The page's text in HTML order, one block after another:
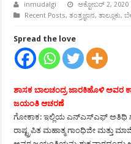
inmudalgi
ಅಕ್ಟೋಬರ್ 2, 2020
Recent Posts,ತಂತ್ರಜ್ಞಾನ,ತಾಲ್ಲೂಕು,
Spread the love
ಶಾಸಕ ಬಾಲಚಂದ್ರ ಜಾರಕಿಹೊಳಿ ಅವರ
ಜಯಂತಿ ಆಚರಣೆ
ಗೋಕಾಕ: ಇಲ್ಲಿಯ ಎನ್‍ಎಸ್‍ಎಫ್ ಅತಿಥಿ
ರಾಷ್ಟ್ರಪಿತ ಮಹಾತ್ಮ ಗಾಂಧಿಜೀ ಮತ್ತು